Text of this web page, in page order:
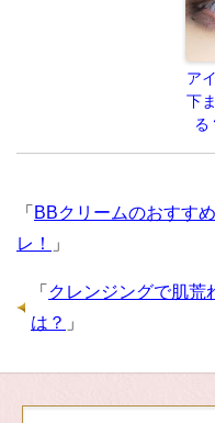
ア
下
る
「 BBクリームのおすす
レ！
」
「 クレンジングで肌荒
は？ 」